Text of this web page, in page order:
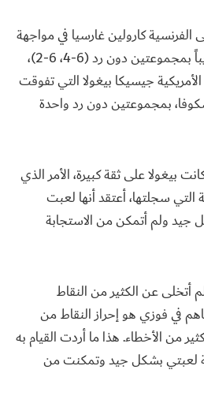
كارولين غارسيا في مواجهة
استمرت ساعة ونصف تقريباً بمجموعتين دون رد (6-4، 6-2)،
جيسيكا بيغولا التي تفوقت
بمجموعتين دون رد واحدة
بيغولا على ثقة كبيرة، الأمر الذي
سجلتها، أعتقد أنها لعبت
ولم أتمكن من الاستجابة
أتخلى عن الكثير من النقاط
في فوزي هو إحراز النقاط من
من الأخطاء. هذا ما أردت القيام به
لعبتي بشكل جيد وتمكنت من